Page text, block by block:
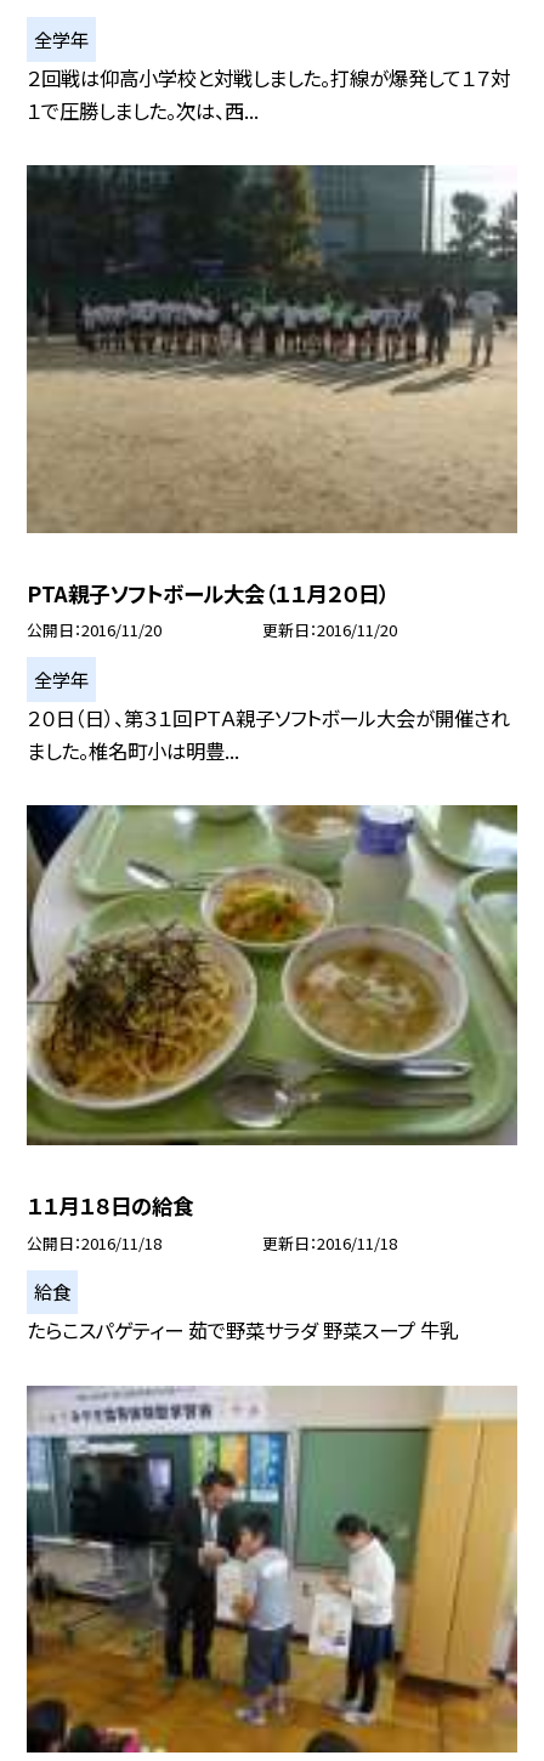
全学年
２回戦は仰高小学校と対戦しました。打線が爆発して１７対
１で圧勝しました。次は、西...
PTA親子ソフトボール大会（１１月２０日）
公開日 2016/11/20 更新日 2016/11/20
全学年
２０日（日）、第３１回ＰＴＡ親子ソフトボール大会が開催され
ました。椎名町小は明豊...
１１月１８日の給食
公開日 2016/11/18 更新日 2016/11/18
給食
たらこスパゲティー 茹で野菜サラダ 野菜スープ 牛乳